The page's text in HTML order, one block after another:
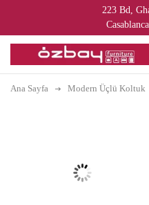
223 Bd,
Ana Sayfa Modern Üçlü Koltuk